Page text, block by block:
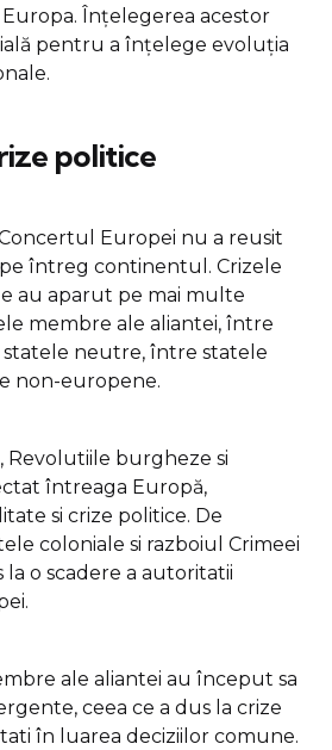
Înțelegerea acestor
pentru a înțelege evoluția
politice
Europei nu a reusit
întreg continentul. Crizele
au aparut pe mai multe
membre ale aliantei, între
statele neutre, între statele
non-europene.
Revolutiile burgheze si
întreaga Europă,
si crize politice. De
coloniale si razboiul Crimeei
la o scadere a autoritatii
ale aliantei au început sa
ceea ce a dus la crize
în luarea deciziilor comune.